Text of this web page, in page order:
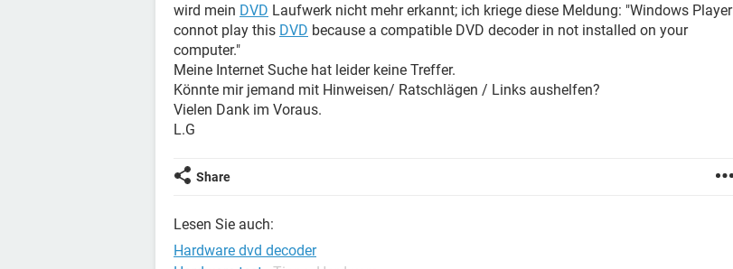
wird mein DVD Laufwerk nicht mehr erkannt; ich kriege diese Meldung: "Windows Player
connot play this DVD because a compatible DVD decoder in not installed on your
computer."
Meine Internet Suche hat leider keine Treffer.
Könnte mir jemand mit Hinweisen/ Ratschlägen / Links aushelfen?
Vielen Dank im Voraus.
L.G
Share
Lesen Sie auch:
Hardware dvd decoder